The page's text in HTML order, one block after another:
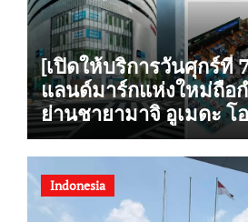
[เปิดให้บริการวันศุกร์ที่
แลนด์มาร์กแห่งใหม่ถือ
ย่านชายามาจิ อูเมดะ โ
“Alpen OSAKA” ร้าน
ที่สุดแห่งหนึ่งในญี่ปุ่นฝั่ง
รองรับการซื้อสินค้าปลอ
บริการอย่างเป็นทางการ
Indonesia